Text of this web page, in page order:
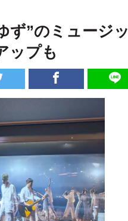
ず”のミュージッ
ップも